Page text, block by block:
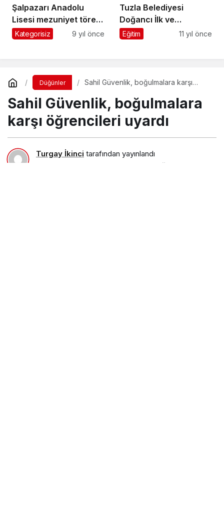
Şalpazarı Anadolu
Lisesi mezuniyet töreni
yapıldı
Kategorisiz 9 yıl önce
Tuzla Belediyesi
Doğancı İlk ve
Ortaokulu
Eğitim 11 yıl önce
Düğünler
Sahil Güvenlik, boğulmalara karşı
Sahil Güvenlik, boğulmalara
karşı öğrencileri uyardı
Turgay İkinci tarafından yayınlandı
23 Ağustos 2018,